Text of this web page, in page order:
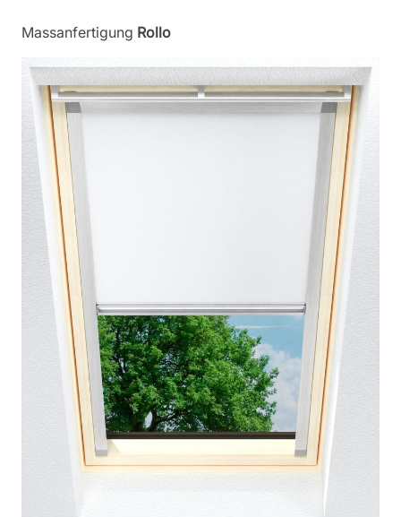
Massanfertigung Rollo